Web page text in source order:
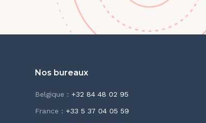
Nos bureaux
Belgique : +32 84 48 02 95
France : +33 5 37 04 05 59